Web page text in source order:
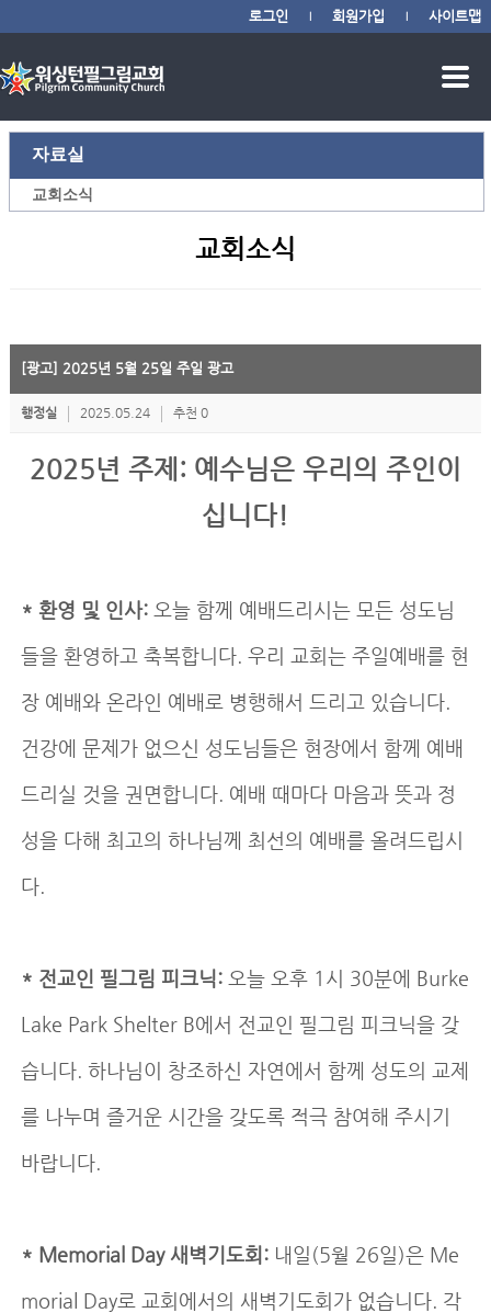
로그인 회원가입 사이트맵
자료실
교회소식
교회소식
[광고] 2025년 5월 25일 주일 광고
행정실 2025.05.24 추천 0
2025년 주제: 예수님은 우리의 주인이
십니다!
* 환영 및 인사: 오늘 함께 예배드리시는 모든 성도님
들을 환영하고 축복합니다. 우리 교회는 주일예배를 현
장 예배와 온라인 예배로 병행해서 드리고 있습니다.
건강에 문제가 없으신 성도님들은 현장에서 함께 예배
드리실 것을 권면합니다. 예배 때마다 마음과 뜻과 정
성을 다해 최고의 하나님께 최선의 예배를 올려드립시
다.
* 전교인 필그림 피크닉: 오늘 오후 1시 30분에 Burke
Lake Park Shelter B에서 전교인 필그림 피크닉을 갖
습니다. 하나님이 창조하신 자연에서 함께 성도의 교제
를 나누며 즐거운 시간을 갖도록 적극 참여해 주시기
바랍니다.
* Memorial Day 새벽기도회: 내일(5월 26일)은 Me
morial Day로 교회에서의 새벽기도회가 없습니다. 각